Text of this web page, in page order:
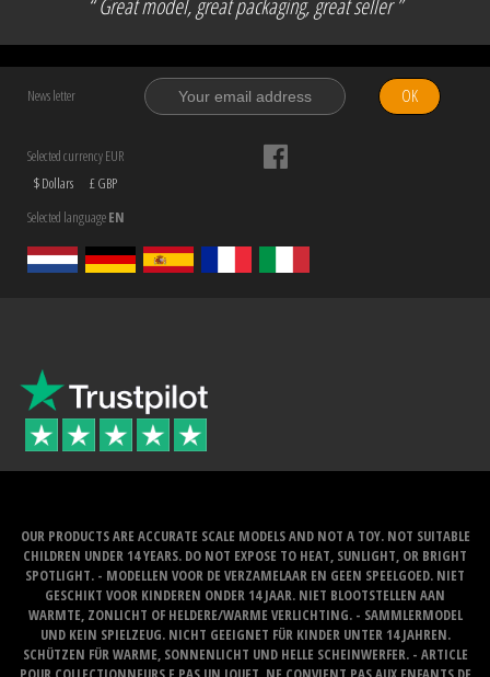
News letter OK
Selected currency EUR
$ Dollars
£ GBP
Selected languageEN
OUR PRODUCTS ARE ACCURATE SCALE MODELS AND NOT A TOY. NOT SUITABLE
CHILDREN UNDER 14 YEARS. DO NOT EXPOSE TO HEAT, SUNLIGHT, OR BRIGHT
SPOTLIGHT. - MODELLEN VOOR DE VERZAMELAAR EN GEEN SPEELGOED. NIET
GESCHIKT VOOR KINDEREN ONDER 14 JAAR. NIET BLOOTSTELLEN AAN
WARMTE, ZONLICHT OF HELDERE/WARME VERLICHTING. - SAMMLERMODEL
UND KEIN SPIELZEUG. NICHT GEEIGNET FÜR KINDER UNTER 14 JAHREN.
SCHÜTZEN FÜR WARME, SONNENLICHT UND HELLE SCHEINWERFER. - ARTICLE